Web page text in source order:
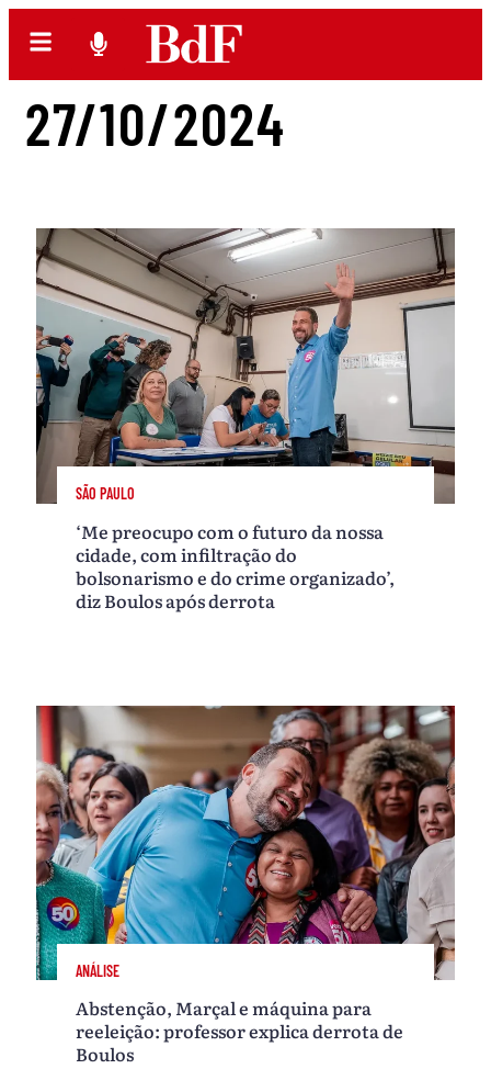
27/10/2024
SÃO PAULO
‘Me preocupo com o futuro da nossa
cidade, com infiltração do
bolsonarismo e do crime organizado’,
diz Boulos após derrota
ANÁLISE
Abstenção, Marçal e máquina para
reeleição: professor explica derrota de
Boulos